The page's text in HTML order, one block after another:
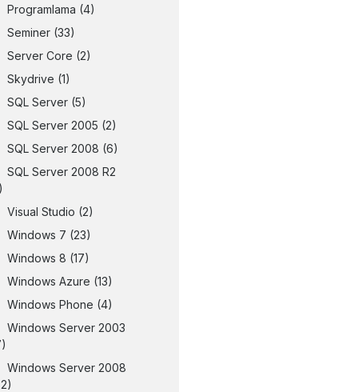
Programlama (4)
Seminer (33)
Server Core (2)
Skydrive (1)
SQL Server (5)
SQL Server 2005 (2)
SQL Server 2008 (6)
SQL Server 2008 R2
Visual Studio (2)
Windows 7 (23)
Windows 8 (17)
Windows Azure (13)
Windows Phone (4)
Windows Server 2003
Windows Server 2008